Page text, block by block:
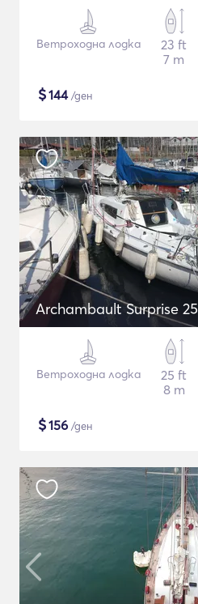
Ветроходна лодка
23 ft
7 m
$144/ден
Archambault Surprise 25
Ветроходна лодка
25 ft
8 m
$156 /ден